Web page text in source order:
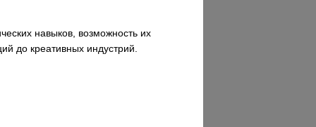
навыков, возможность их
до креативных индустрий.